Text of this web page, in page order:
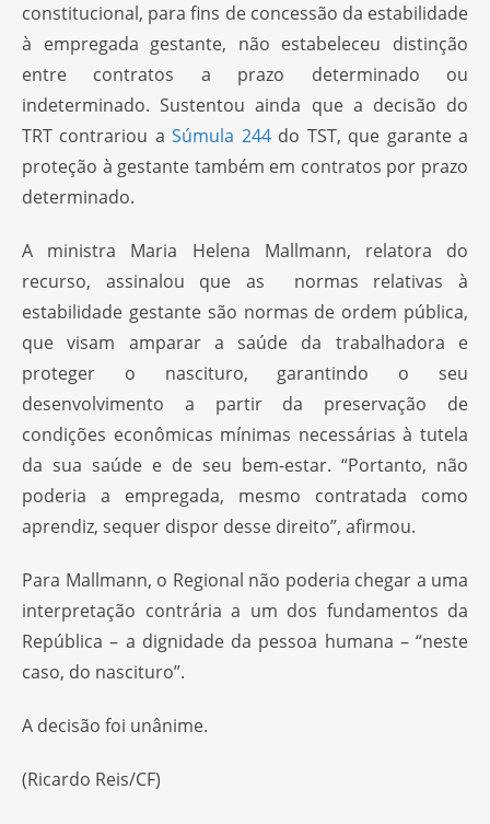
constitucional, para fins de concessão da estabilidade
à empregada gestante, não estabeleceu distinção
entre contratos a prazo determinado ou
indeterminado. Sustentou ainda que a decisão do
TRT contrariou aSúmula 244do TST, que garante a
proteção à gestante também em contratos por prazo
determinado.
A ministra Maria Helena Mallmann, relatora do
recurso, assinalou que as normas relativas à
estabilidade gestante são normas de ordem pública,
que visam amparar a saúde da trabalhadora e
proteger o nascituro, garantindo o seu
desenvolvimento a partir da preservação de
condições econômicas mínimas necessárias à tutela
da sua saúde e de seu bem-estar. “Portanto, não
poderia a empregada, mesmo contratada como
aprendiz, sequer dispor desse direito”, afirmou.
Para Mallmann, o Regional não poderia chegar a uma
interpretação contrária a um dos fundamentos da
República – a dignidade da pessoa humana – “neste
caso, do nascituro”.
A decisão foi unânime.
(Ricardo Reis/CF)